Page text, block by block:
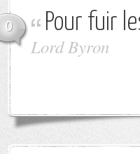
0 Pour fuir
Lord Byron